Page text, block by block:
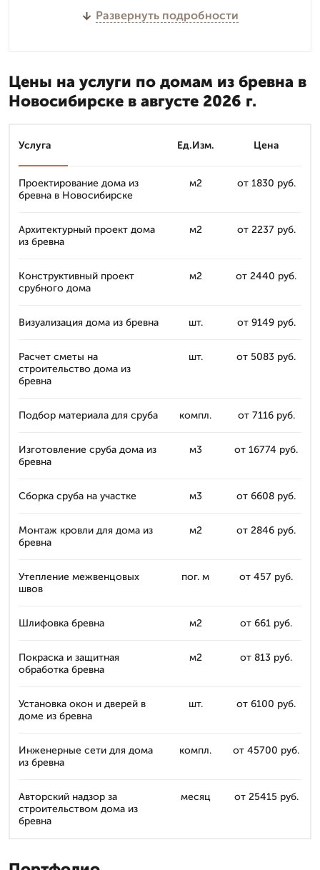
Развернуть подробности
Цены на услуги по домам из бревна в
Новосибирске в августе 2026 г.
Услуга Ед.Изм. Цена
Проектирование дома из
бревна в Новосибирске
м2 от 1830 руб.
Архитектурный проект дома
из бревна
м2 от 2237 руб.
Конструктивный проект
срубного дома
м2 от 2440 руб.
Визуализация дома из бревна шт. от 9149 руб.
Расчет сметы на
строительство дома из
бревна
шт. от 5083 руб.
Подбор материала для сруба компл. от 7116 руб.
Изготовление сруба дома из
бревна
м3 от 16774 руб.
Сборка сруба на участке м3 от 6608 руб.
Монтаж кровли для дома из
бревна
м2 от 2846 руб.
Утепление межвенцовых
швов
пог. м от 457 руб.
Шлифовка бревна м2 от 661 руб.
Покраска и защитная
обработка бревна
м2 от 813 руб.
Установка окон и дверей в
доме из бревна
шт. от 6100 руб.
Инженерные сети для дома
из бревна
компл. от 45700 руб.
Авторский надзор за
строительством дома из
бревна
месяц от 25415 руб.